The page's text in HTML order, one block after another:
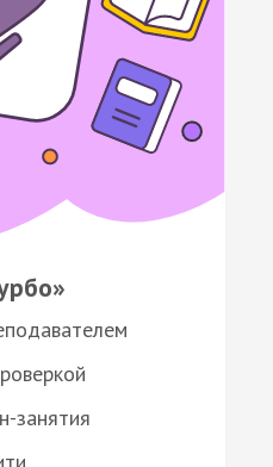
занятия